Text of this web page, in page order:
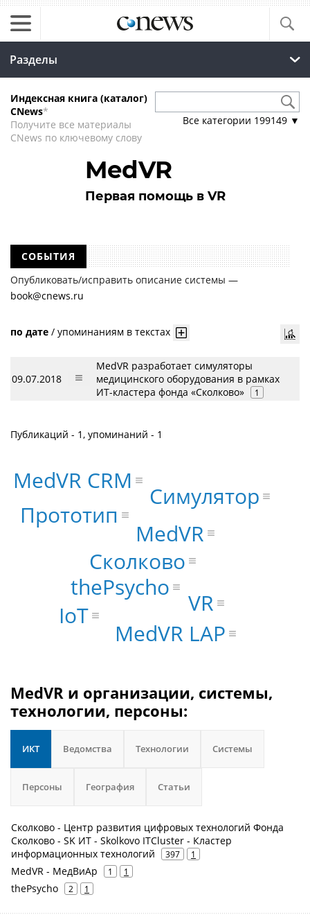
Разделы
Индексная книга (каталог)
CNews*
Получите все материалы
CNews по ключевому слову
Все категории 199149 ▼
MedVR
Первая помощь в VR
СОБЫТИЯ
Опубликовать/исправить описание системы —
book@cnews.ru
по дате / упоминаниям в текстах
09.07.2018
MedVR разработает симуляторы
медицинского оборудования в рамках
ИТ-кластера фонда «Сколково»
1
Публикаций - 1, упоминаний - 1
Сколково
MedVR
thePsycho
Прототип
VR
IoT
Симулятор
MedVR CRM
MedVR LAP
MedVR и организации, системы,
технологии, персоны:
ИКТ Ведомства Технологии Системы
Персоны География Статьи
Сколково - Центр развития цифровых технологий Фонда
Сколково - SK ИТ - Skolkovo ITCluster - Кластер
информационных технологий
397 1
MedVR - MедВиАр 1 1
thePsycho 2 1